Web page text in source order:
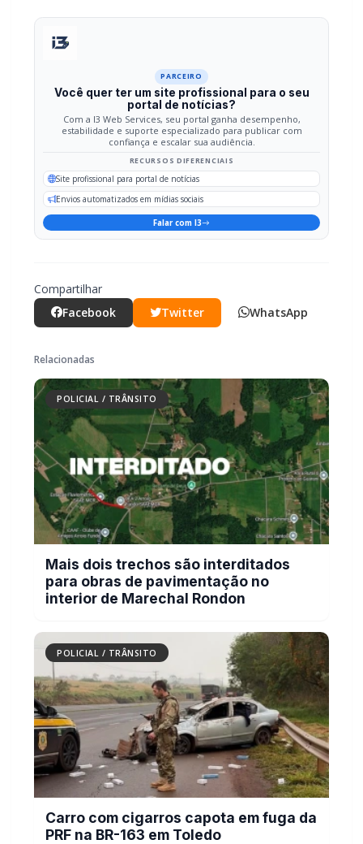
PARCEIRO
Você quer ter um site profissional para o seu
portal de notícias?
Com a I3 Web Services, seu portal ganha desempenho,
estabilidade e suporte especializado para publicar com
confiança e escalar sua audiência.
RECURSOS DIFERENCIAIS
Site profissional para portal de notícias
Envios automatizados em mídias sociais
Falar com I3
Compartilhar
Facebook
Twitter WhatsApp
Relacionadas
POLICIAL / TRÂNSITO
Mais dois trechos são interditados
para obras de pavimentação no
interior de Marechal Rondon
POLICIAL / TRÂNSITO
Carro com cigarros capota em fuga da
PRF na BR-163 em Toledo